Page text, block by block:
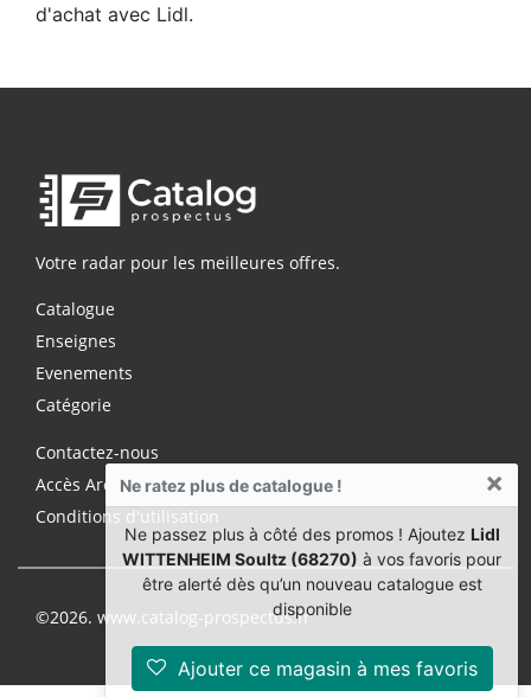
Ne ratez plus de catalogue ! ×
Ne passez plus à côté des promos ! Ajoutez Lidl
WITTENHEIM Soultz (68270) à vos favoris pour
être alerté dès qu’un nouveau catalogue est
disponible
Ajouter ce magasin à mes favoris
d'achat avec Lidl.
Votre radar pour les meilleures offres.
Catalogue
Enseignes
Evenements
Catégorie
Contactez-nous
Accès Archives Premium
Conditions d'utilisation
©2026. www.catalog-prospectus.fr